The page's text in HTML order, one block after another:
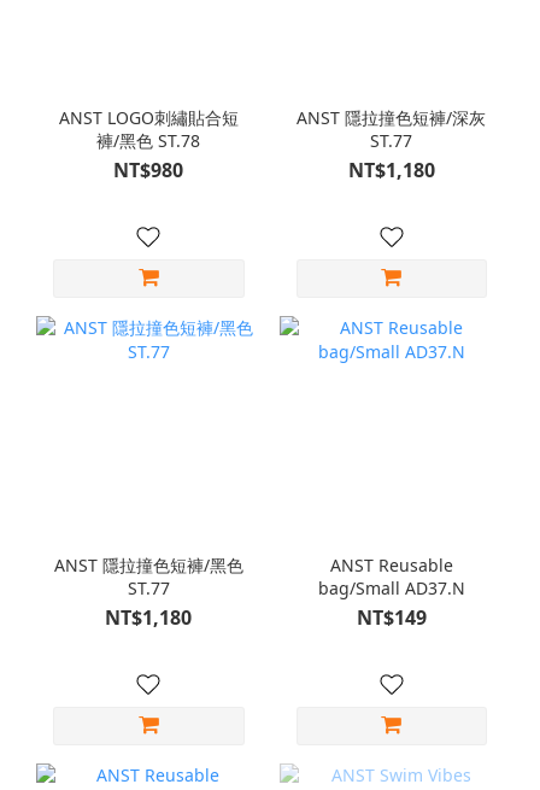
ANST LOGO刺繡貼合短
褲/黑色 ST.78
NT$980
ANST 隱拉撞色短褲/深灰
ST.77
NT$1,180
ANST 隱拉撞色短褲/黑色
ST.77
NT$1,180
ANST Reusable
bag/Small AD37.N
NT$149